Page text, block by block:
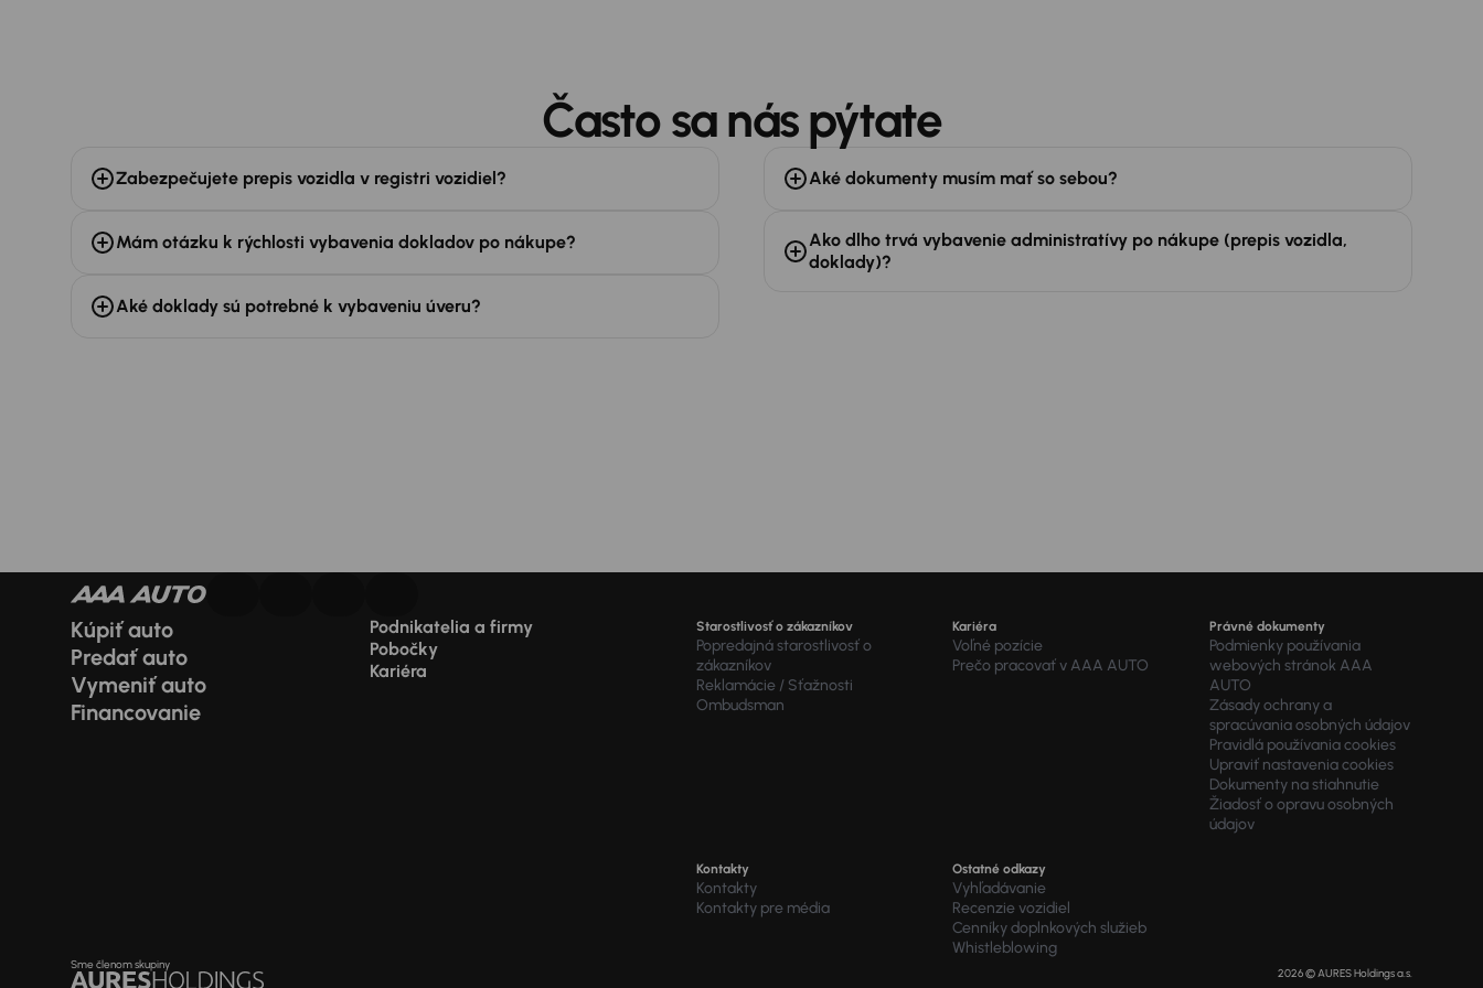
Často sa nás pýtate
Zabezpečujete prepis vozidla v registri vozidiel?
Mám otázku k rýchlosti vybavenia dokladov po nákupe?
Aké doklady sú potrebné k vybaveniu úveru?
Aké dokumenty musím mať so sebou?
Ako dlho trvá vybavenie administratívy po nákupe (prepis vozidla,
doklady)?
Kúpiť auto
Predať auto
Vymeniť auto
Financovanie
Podnikatelia a firmy
Pobočky
Kariéra
Starostlivosť o zákazníkov
Popredajná starostlivosť o
zákazníkov
Reklamácie / Sťažnosti
Ombudsman
Kariéra
Voľné pozície
Prečo pracovať v AAA AUTO
Právné dokumenty
Podmienky používania
webových stránok AAA
AUTO
Zásady ochrany a
spracúvania osobných údajov
Pravidlá používania cookies
Upraviť nastavenia cookies
Dokumenty na stiahnutie
Žiadosť o opravu osobných
údajov
Kontakty
Kontakty
Kontakty pre média
Ostatné odkazy
Vyhľadávanie
Recenzie vozidiel
Cenníky doplnkových služieb
Whistleblowing
Sme členom skupiny
2026 © AURES Holdings a.s.